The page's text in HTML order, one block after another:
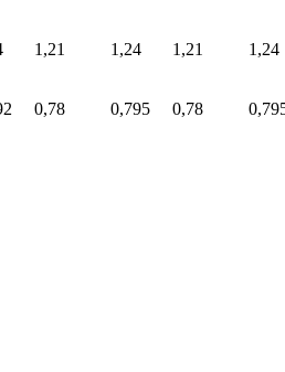
1,21 1,24 1,21 1,24
0,78 0,795 0,78